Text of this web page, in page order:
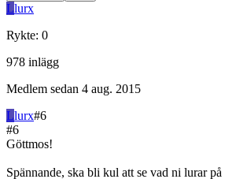
Llurx
Rykte: 0
978 inlägg
Medlem sedan 4 aug. 2015
Llurx#6
#6
Göttmos!
Spännande, ska bli kul att se vad ni lurar